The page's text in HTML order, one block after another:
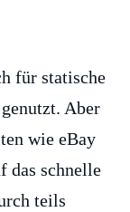
für statische
Aber
wie eBay
das schnelle
teils